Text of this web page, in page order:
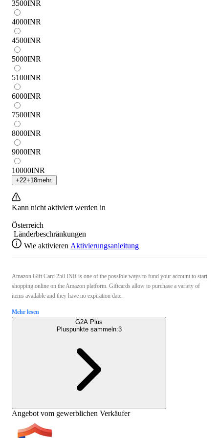
3500INR
4000INR
4500INR
5000INR
5100INR
6000INR
7500INR
8000INR
9000INR
10000INR
+22+18mehr.
Kann nicht aktiviert werden in
Österreich
Länderbeschränkungen
Wie aktivieren Aktivierungsanleitung
Amazon Gift Card 250 INR is one of the possible ways to fund your account to start
shopping online on the Amazon platform. Giftcards allow to purchase a variety of
items available and they have no expiration date.
Mehr lesen
G2A Plus
Pluspunkte sammeln:3
Angebot vom gewerblichen Verkäufer